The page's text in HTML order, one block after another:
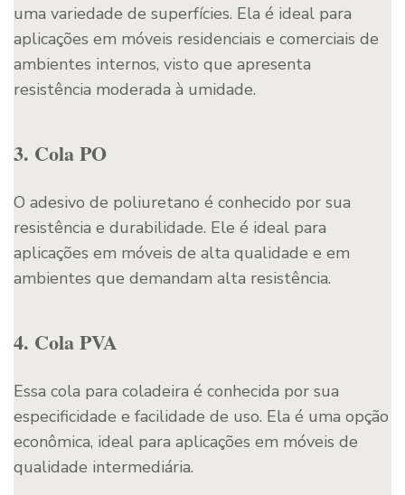
uma variedade de superfícies. Ela é ideal para
aplicações em móveis residenciais e comerciais de
ambientes internos, visto que apresenta
resistência moderada à umidade.
3. Cola PO
O adesivo de poliuretano é conhecido por sua
resistência e durabilidade. Ele é ideal para
aplicações em móveis de alta qualidade e em
ambientes que demandam alta resistência.
4. Cola PVA
Essa cola para coladeira é conhecida por sua
especificidade e facilidade de uso. Ela é uma opção
econômica, ideal para aplicações em móveis de
qualidade intermediária.